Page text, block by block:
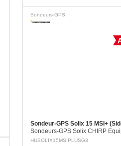
Sondeurs-GPS
Sondeur-GPS Solix 15 MSI+
Sondeurs-GPS Solix CHIRP
Core CPU. En plus des
HUSOLIX15MSIPLUSG3